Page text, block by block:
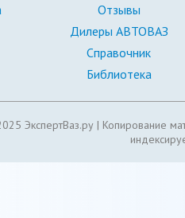
Отзывы
Дилеры АВТОВАЗ
Справочник
Библиотека
ЭкспертВаз.ру | Копирование